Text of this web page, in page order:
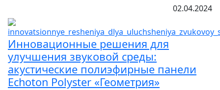
02.04.2024
Инновационные решения для
улучшения звуковой среды:
акустические полиэфирные панели
Echoton Polyster «Геометрия»